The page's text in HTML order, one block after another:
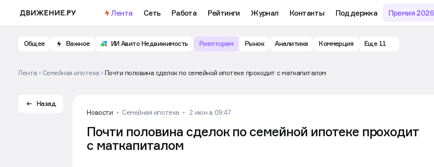
Лента Сеть Работа Рейтинги Журнал Контакты Поддержка Премия 2026
Общее Важное ИИ Авито Недвижимость Риелторам Рынок Аналитика Коммерция Еще 11
Лента Семейная ипотека Почти половина сделок по семейной ипотеке проходит с маткапиталом
Назад
Новости
Семейная ипотека 2 июн в 09:47
Почти половина сделок по семейной ипотеке проходит
с маткапиталом